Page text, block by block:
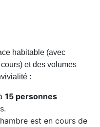
habitable (avec
et des volumes
:
15 personnes
est en cours de